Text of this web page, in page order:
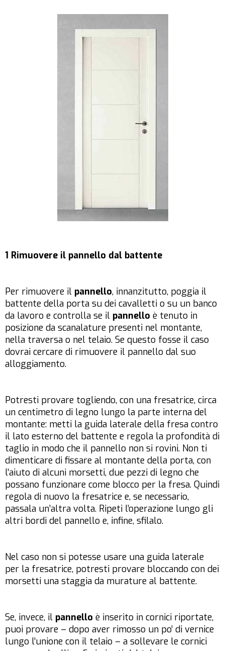
1 Rimuovere il pannello dal battente
Per rimuovere il pannello, innanzitutto, poggia il
battente della porta su dei cavalletti o su un banco
da lavoro e controlla se il pannello è tenuto in
posizione da scanalature presenti nel montante,
nella traversa o nel telaio. Se questo fosse il caso
dovrai cercare di rimuovere il pannello dal suo
alloggiamento.
Potresti provare togliendo, con una fresatrice, circa
un centimetro di legno lungo la parte interna del
montante: metti la guida laterale della fresa contro
il lato esterno del battente e regola la profondità di
taglio in modo che il pannello non si rovini. Non ti
dimenticare di fissare al montante della porta, con
l’aiuto di alcuni morsetti, due pezzi di legno che
possano funzionare come blocco per la fresa. Quindi
regola di nuovo la fresatrice e, se necessario,
passala un’altra volta. Ripeti l’operazione lungo gli
altri bordi del pannello e, infine, sfilalo.
Nel caso non si potesse usare una guida laterale
per la fresatrice, potresti provare bloccando con dei
morsetti una staggia da murature al battente.
Se, invece, il pannello è inserito in cornici riportate,
puoi provare – dopo aver rimosso un po’ di vernice
lungo l’unione con il telaio – a sollevare le cornici